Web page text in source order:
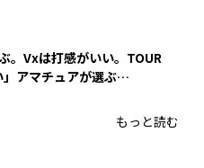
。Vxは打感がいい。TOUR
アマチュアが選ぶ
もっと読む